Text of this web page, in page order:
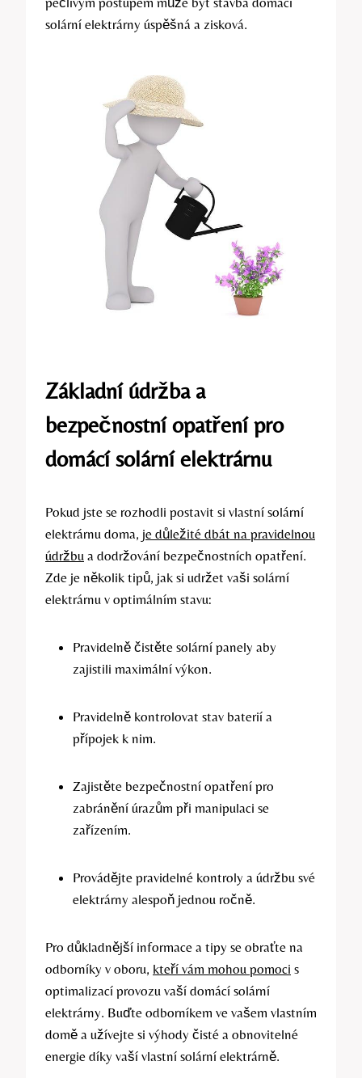
solární elektrárny úspěšná a zisková.
Základní údržba a
bezpečnostní opatření pro
domácí solární elektrárnu
Pokud jste se rozhodli postavit si vlastní solární
elektrárnu doma, je důležité dbát na pravidelnou
údržbu a dodržování bezpečnostních opatření.
Zde je několik tipů, jak si udržet vaši solární
elektrárnu v optimálním stavu:
Pravidelně čistěte solární panely aby
zajistili maximální výkon.
Pravidelně kontrolovat stav baterií a
přípojek k nim.
Zajistěte bezpečnostní opatření pro
zabránění úrazům při manipulaci se
zařízením.
Provádějte pravidelné kontroly a údržbu své
elektrárny alespoň jednou ročně.
Pro důkladnější informace a tipy se obraťte na
odborníky v oboru, kteří vám mohou pomoci s
optimalizací provozu vaší domácí solární
elektrárny. Buďte odborníkem ve vašem vlastním
domě a užívejte si výhody čisté a obnovitelné
energie díky vaší vlastní solární elektrárně.